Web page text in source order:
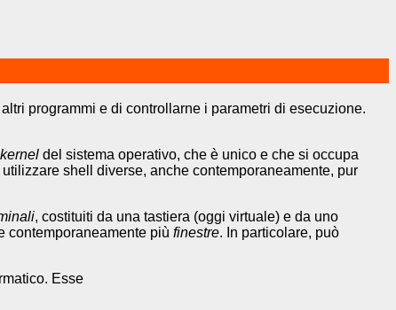
programmi e di controllarne i parametri di esecuzione.
kernel del sistema operativo, che è unico e che si occupa
shell diverse, anche contemporaneamente, pur
, costituiti da una tastiera (oggi virtuale) e da uno
contemporaneamente più finestre. In particolare, può
Esse